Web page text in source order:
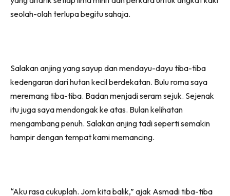
seolah-olah terlupa begitu sahaja.
Salakan anjing yang sayup dan mendayu-dayu tiba-tiba
kedengaran dari hutan kecil berdekatan. Bulu roma saya
meremang tiba-tiba. Badan menjadi seram sejuk. Sejenak
itu juga saya mendongak ke atas. Bulan kelihatan
mengambang penuh. Salakan anjing tadi seperti semakin
hampir dengan tempat kami memancing.
“Aku rasa cukuplah. Jom kita balik,” ajak Asmadi tiba-tiba